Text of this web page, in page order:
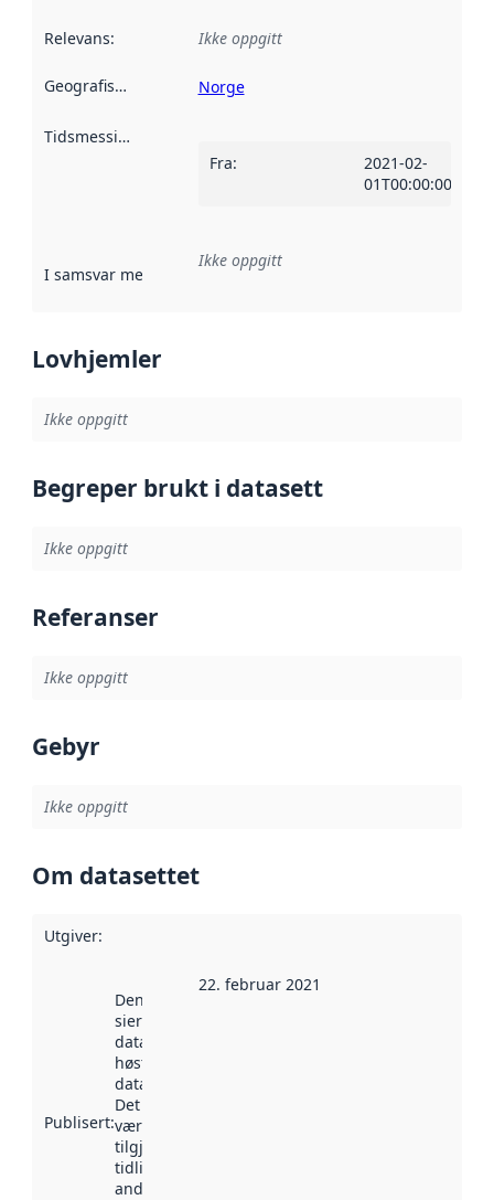
Relevans: Ikke oppgitt
Geografisk avgrensning :
Norge
Tidsmessig avgrensning
Fra:
2021-02-
01T00:00:00Z
I samsvar med Referanse til en implementasjonsregel
Ikke oppgitt
Lovhjemler
Ikke oppgitt
Begreper brukt i datasett
Ikke oppgitt
Referanser
Ikke oppgitt
Gebyr
Ikke oppgitt
Om datasettet
Utgiver:
Publisert:
Denne datoen
sier når
datasettet ble
høstet av
data.norge.no.
Det kan ha
vært
tilgjengelig
tidligere
andre steder.
22. februar 2021